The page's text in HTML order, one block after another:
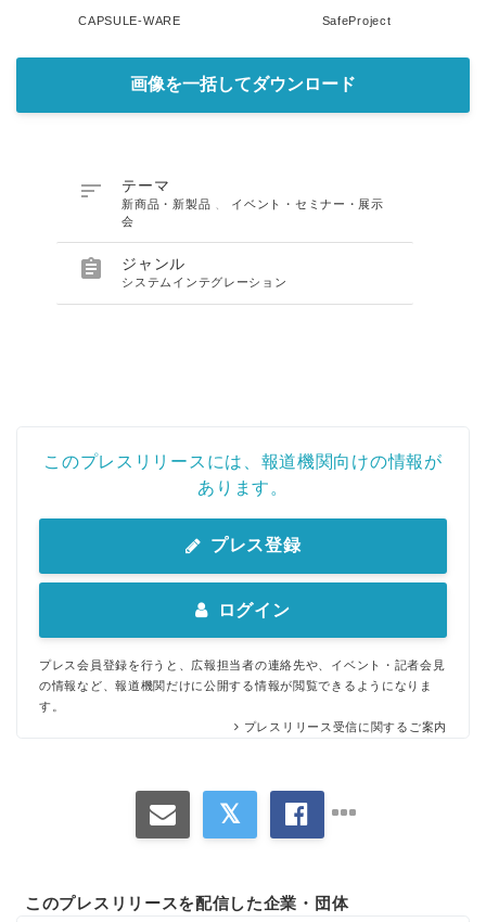
CAPSULE-WARE SafeProject
画像を一括してダウンロード
 テーマ
新商品・新製品
イベント・セミナー・展示
会
 ジャンル
システムインテグレーション
このプレスリリースには、報道機関向けの情報が
あります。
プレス登録
ログイン
プレス会員登録を行うと、広報担当者の連絡先や、イベント・記者会見
の情報など、報道機関だけに公開する情報が閲覧できるようになりま
す。
プレスリリース受信に関するご案内
このプレスリリースを配信した企業・団体